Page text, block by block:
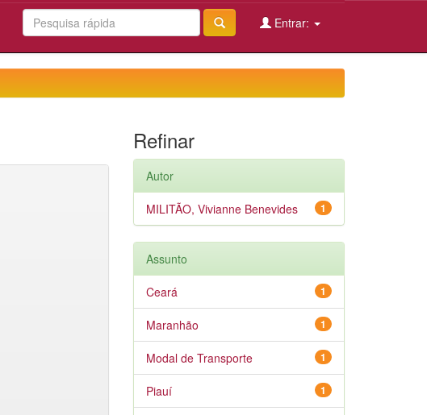
Entrar:
Refinar
Autor
1
MILITÃO, Vivianne Benevides
Assunto
1
Ceará
1
Maranhão
1
Modal de Transporte
1
Piauí